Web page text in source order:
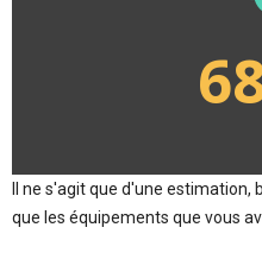
Il ne s'agit que d'une estimation,
que les équipements que vous